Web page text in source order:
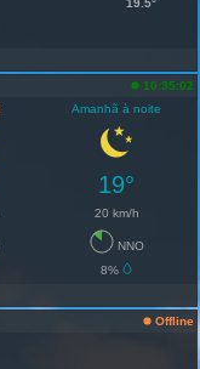
19.5°
10:35:02
Amanhã à noite
19°
20 km/h
NNO
8%
Offline